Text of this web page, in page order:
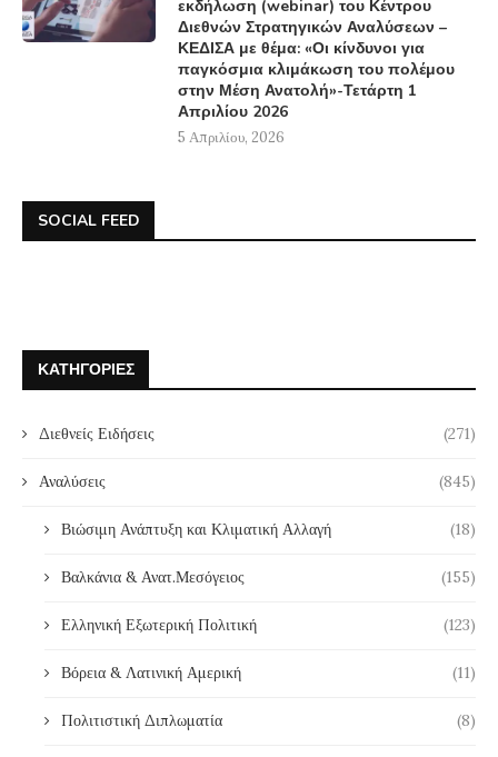
εκδήλωση (webinar) του Κέντρου
Διεθνών Στρατηγικών Αναλύσεων –
ΚΕΔΙΣΑ με θέμα: «Οι κίνδυνοι για
παγκόσμια κλιμάκωση του πολέμου
στην Μέση Ανατολή»-Τετάρτη 1
Απριλίου 2026
5 Απριλίου, 2026
SOCIAL FEED
ΚΑΤΗΓΟΡΊΕΣ
Διεθνείς Ειδήσεις (271)
Αναλύσεις (845)
Βιώσιμη Ανάπτυξη και Κλιματική Αλλαγή (18)
Βαλκάνια & Ανατ.Μεσόγειος (155)
Ελληνική Εξωτερική Πολιτική (123)
Βόρεια & Λατινική Αμερική (11)
Πολιτιστική Διπλωματία (8)